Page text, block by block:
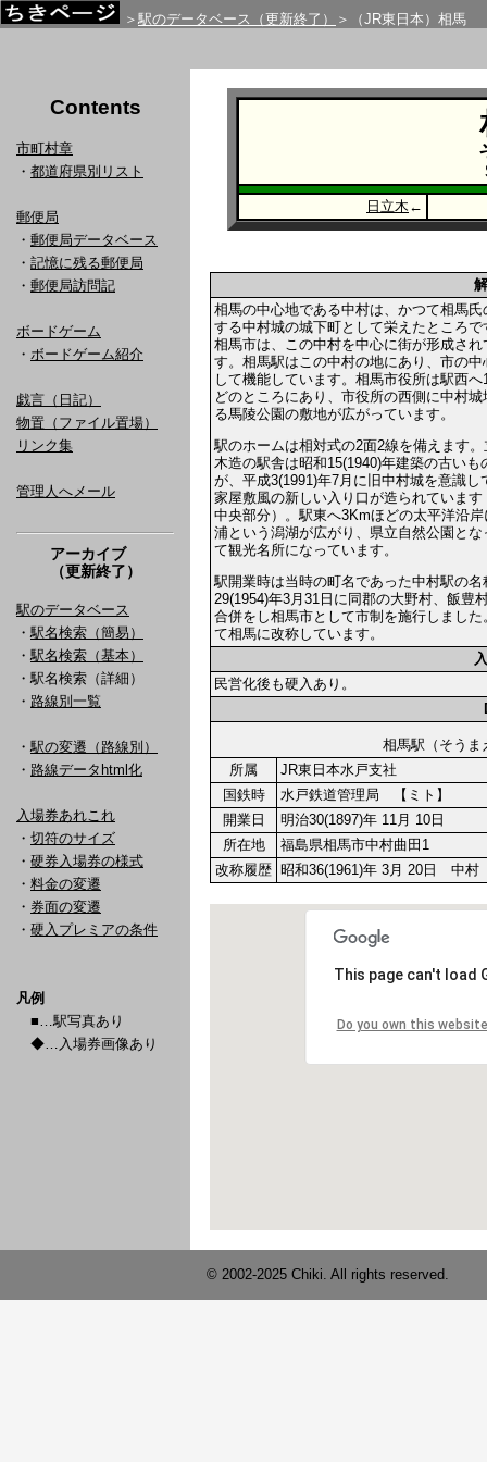
＞ 駅のデータベース（更新終了） ＞（JR東日本）相馬
Contents
市町村章
・ 都道府県別リスト
郵便局
・ 郵便局データベース
・ 記憶に残る郵便局
・ 郵便局訪問記
ボードゲーム
・ ボードゲーム紹介
戯言（日記）
物置（ファイル置場）
リンク集
管理人へメール
アーカイブ
（更新終了）
駅のデータベース
・ 駅名検索（簡易）
・ 駅名検索（基本）
・駅名検索（詳細）
・ 路線別一覧
・ 駅の変遷（路線別）
・ 路線データhtml化
入場券あれこれ
・ 切符のサイズ
・ 硬券入場券の様式
・ 料金の変遷
・ 券面の変遷
・ 硬入プレミアの条件
凡例
■…駅写真あり
◆…入場券画像あり
日立木 ←
相馬の中心地である中村は、かつて相馬氏
する中村城の城下町として栄えたところで
相馬市は、この中村を中心に街が形成され
す。相馬駅はこの中村の地にあり、市の中
して機能しています。相馬市役所は駅西へ
どのところにあり、市役所の西側に中村城
る馬陵公園の敷地が広がっています。
駅のホームは相対式の2面2線を備えます
木造の駅舎は昭和15(1940)年建築の古いも
が、平成3(1991)年7月に旧中村城を意識し
家屋敷風の新しい入り口が造られています
中央部分）。駅東へ3Kmほどの太平洋沿岸
浦という潟湖が広がり、県立自然公園とな
て観光名所になっています。
駅開業時は当時の町名であった中村駅の
29(1954)年3月31日に同郡の大野村、飯豊
合併をし相馬市として市制を施行しまし
て相馬に改称しています。
民営化後も硬入あり。
相馬駅（そう
所属
JR東日本水戸支社
国鉄時
水戸鉄道管理局 【ミト】
開業日
明治30(1897)年 11月 10日
所在地
福島県相馬市中村曲田1
改称履歴 昭和36(1961)年 3月 20日 中村
© 2002-2025 Chiki. All rights reserved.